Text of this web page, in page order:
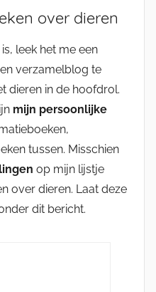
over dieren
leek het me een
verzamelblog te
dieren in de hoofdrol.
mijn persoonlijke
tussen. Misschien
op mijn lijstje
over dieren. Laat deze
dit bericht.